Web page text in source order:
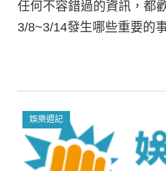
任何不容錯過的資訊，都
3/8~3/14發生哪些重要的
娛樂週記